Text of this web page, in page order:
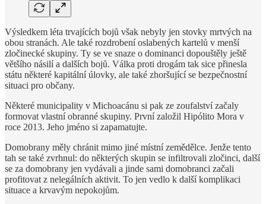
Výsledkem léta trvajících bojů však nebyly jen stovky mrtvých na
obou stranách. Ale také rozdrobení oslabených kartelů v menší
zločinecké skupiny. Ty se ve snaze o dominanci dopouštěly ještě
většího násilí a dalších bojů. Válka proti drogám tak sice přinesla
státu některé kapitální úlovky, ale také zhoršující se bezpečnostní
situaci pro občany.
Některé municipality v Michoacánu si pak ze zoufalství začaly
formovat vlastní obranné skupiny. První založil Hipólito Mora v
roce 2013. Jeho jméno si zapamatujte.
Domobrany měly chránit mimo jiné místní zemědělce. Jenže tento
tah se také zvrhnul: do některých skupin se infiltrovali zločinci, další
se za domobrany jen vydávali a jinde sami domobranci začali
profitovat z nelegálních aktivit. To jen vedlo k další komplikaci
situace a krvavým nepokojům.